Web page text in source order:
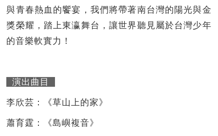
與青春熱血的饗宴，我們將帶著南台灣的陽光與金
獎榮耀，踏上東瀛舞台，讓世界聽見屬於台灣少年
的音樂軟實力！
演出曲目
李欣芸：《草山上的家》
蕭育霆：《島嶼複音》